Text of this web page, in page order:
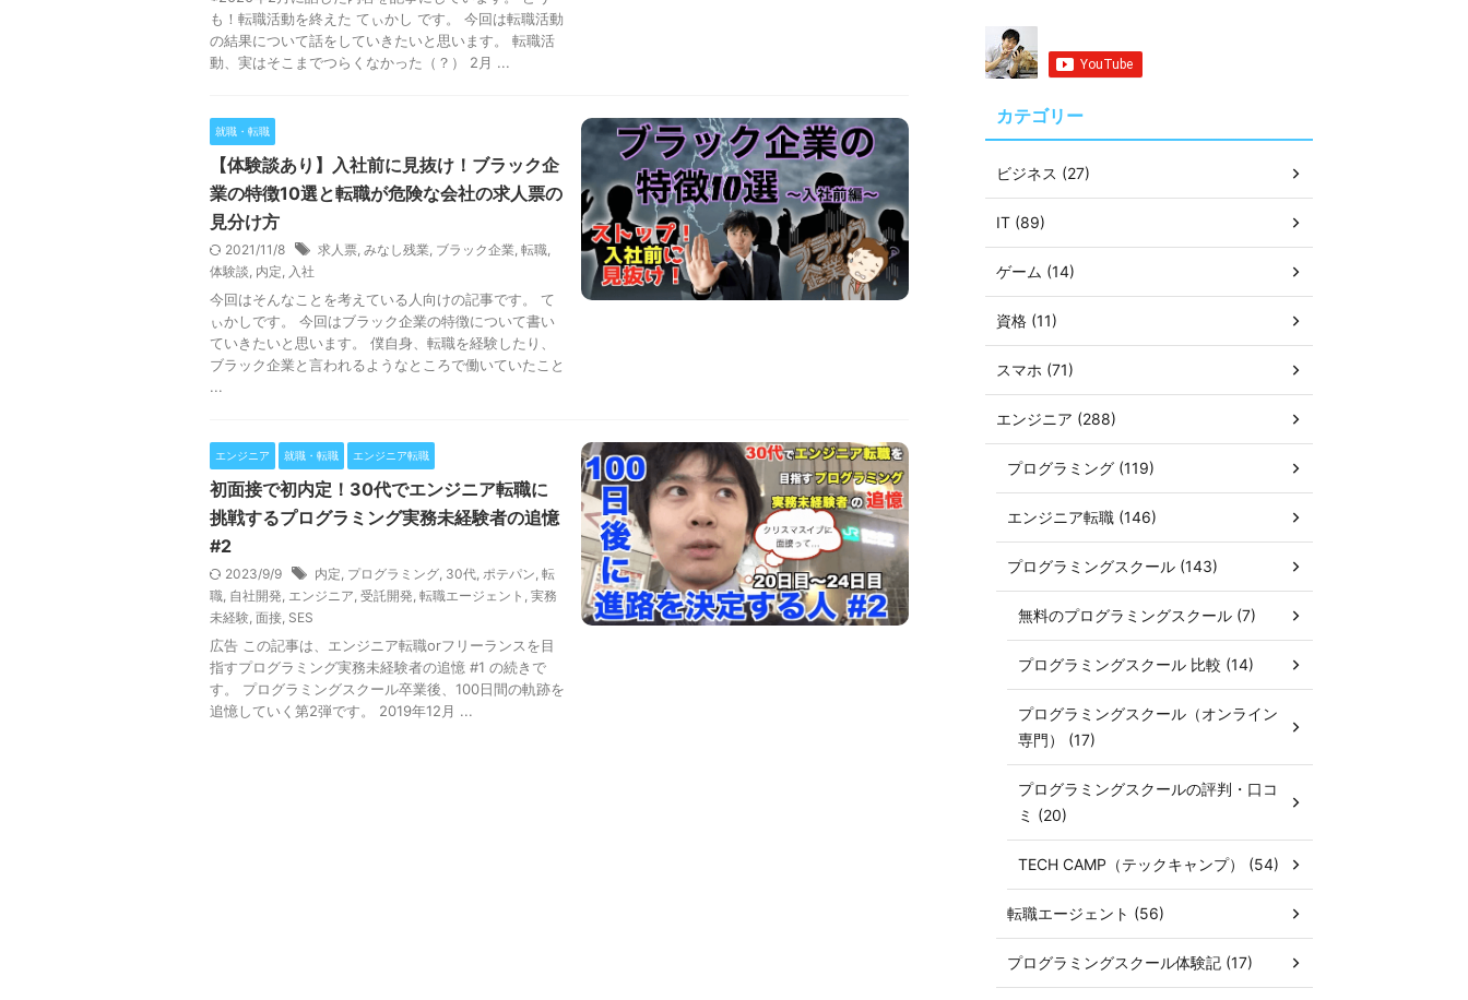
も！転職活動を終えた てぃかし です。 今回は転職活動
の結果について話をしていきたいと思います。 転職活
動、実はそこまでつらくなかった（？） 2月 ...
就職・転職
【体験談あり】入社前に見抜け！ブラック企
業の特徴10選と転職が危険な会社の求人票の
見分け方
2021/11/8 求人票, みなし残業, ブラック企業, 転職,
体験談, 内定, 入社
今回はそんなことを考えている人向けの記事です。 て
ぃかしです。 今回はブラック企業の特徴について書い
ていきたいと思います。 僕自身、転職を経験したり、
ブラック企業と言われるようなところで働いていたこと
...
エンジニア 就職・転職 エンジニア転職
初面接で初内定！30代でエンジニア転職に
挑戦するプログラミング実務未経験者の追憶
#2
2023/9/9 内定, プログラミング, 30代, ポテパン, 転
職, 自社開発, エンジニア, 受託開発, 転職エージェント , 実務
未経験, 面接, SES
広告 この記事は、エンジニア転職orフリーランスを目
指すプログラミング実務未経験者の追憶 #1 の続きで
す。 プログラミングスクール卒業後、100日間の軌跡を
追憶していく第2弾です。 2019年12月 ...
カテゴリー
ビジネス (27)
IT (89)
ゲーム (14)
資格 (11)
スマホ (71)
エンジニア (288)
プログラミング (119)
エンジニア転職 (146)
プログラミングスクール (143)
無料のプログラミングスクール (7)
プログラミングスクール 比較 (14)
プログラミングスクール（オンライン
専門） (17)
プログラミングスクールの評判・口コ
ミ (20)
TECH CAMP（テックキャンプ） (54)
転職エージェント (56)
プログラミングスクール体験記 (17)